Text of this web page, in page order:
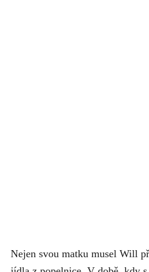
Nejen svou matku musel Will